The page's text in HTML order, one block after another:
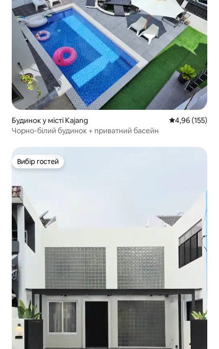
Будинок у місті Kajang Середня
4,96 (155)
Чорно-білий будинок + приватний басейн
Вибір гостей
Вибір гостей